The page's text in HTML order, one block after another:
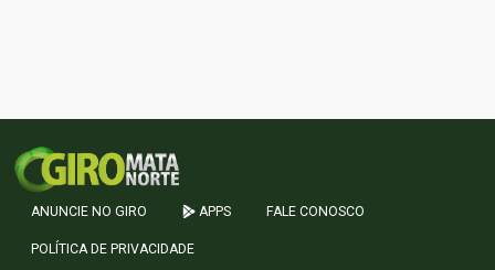
ANUNCIE NO GIRO APPS FALE CONOSCO
POLÍTICA DE PRIVACIDADE